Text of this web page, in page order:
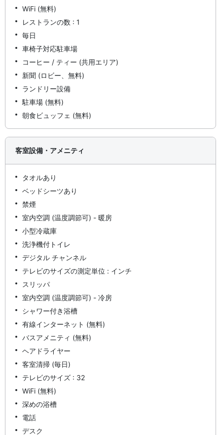
WiFi (無料)
レストランの数 : 1
毎日
車椅子対応駐車場
コーヒー / ティー (共用エリア)
新聞 (ロビー、無料)
ランドリー設備
駐車場 (無料)
朝食ビュッフェ (無料)
客室設備・アメニティ
タオルあり
ベッドシーツあり
禁煙
室内空調 (温度調節可) - 暖房
小型冷蔵庫
洗浄機付トイレ
デジタル チャンネル
テレビのサイズの測定単位 : インチ
スリッパ
室内空調 (温度調節可) - 冷房
シャワー付き浴槽
有線インターネット (無料)
バスアメニティ (無料)
ヘアドライヤー
客室清掃 (毎日)
テレビのサイズ : 32
WiFi (無料)
深めの浴槽
電話
デスク